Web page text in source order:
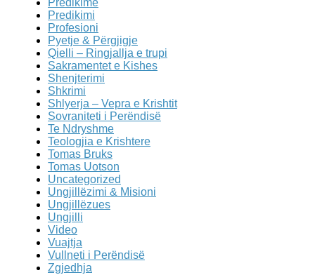
Predikime
Predikimi
Profesioni
Pyetje & Përgjigje
Qielli – Ringjallja e trupi
Sakramentet e Kishes
Shenjterimi
Shkrimi
Shlyerja – Vepra e Krishtit
Sovraniteti i Perëndisë
Te Ndryshme
Teologjia e Krishtere
Tomas Bruks
Tomas Uotson
Uncategorized
Ungjillëzimi & Misioni
Ungjillëzues
Ungjilli
Video
Vuajtja
Vullneti i Perëndisë
Zgjedhja